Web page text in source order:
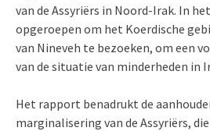
van de Assyriërs in Noord-Irak. In
opgeroepen om het Koerdische
van Nineveh te bezoeken, om een
van de situatie van minderheden in
Het rapport benadrukt de
marginalisering van de Assyriërs,